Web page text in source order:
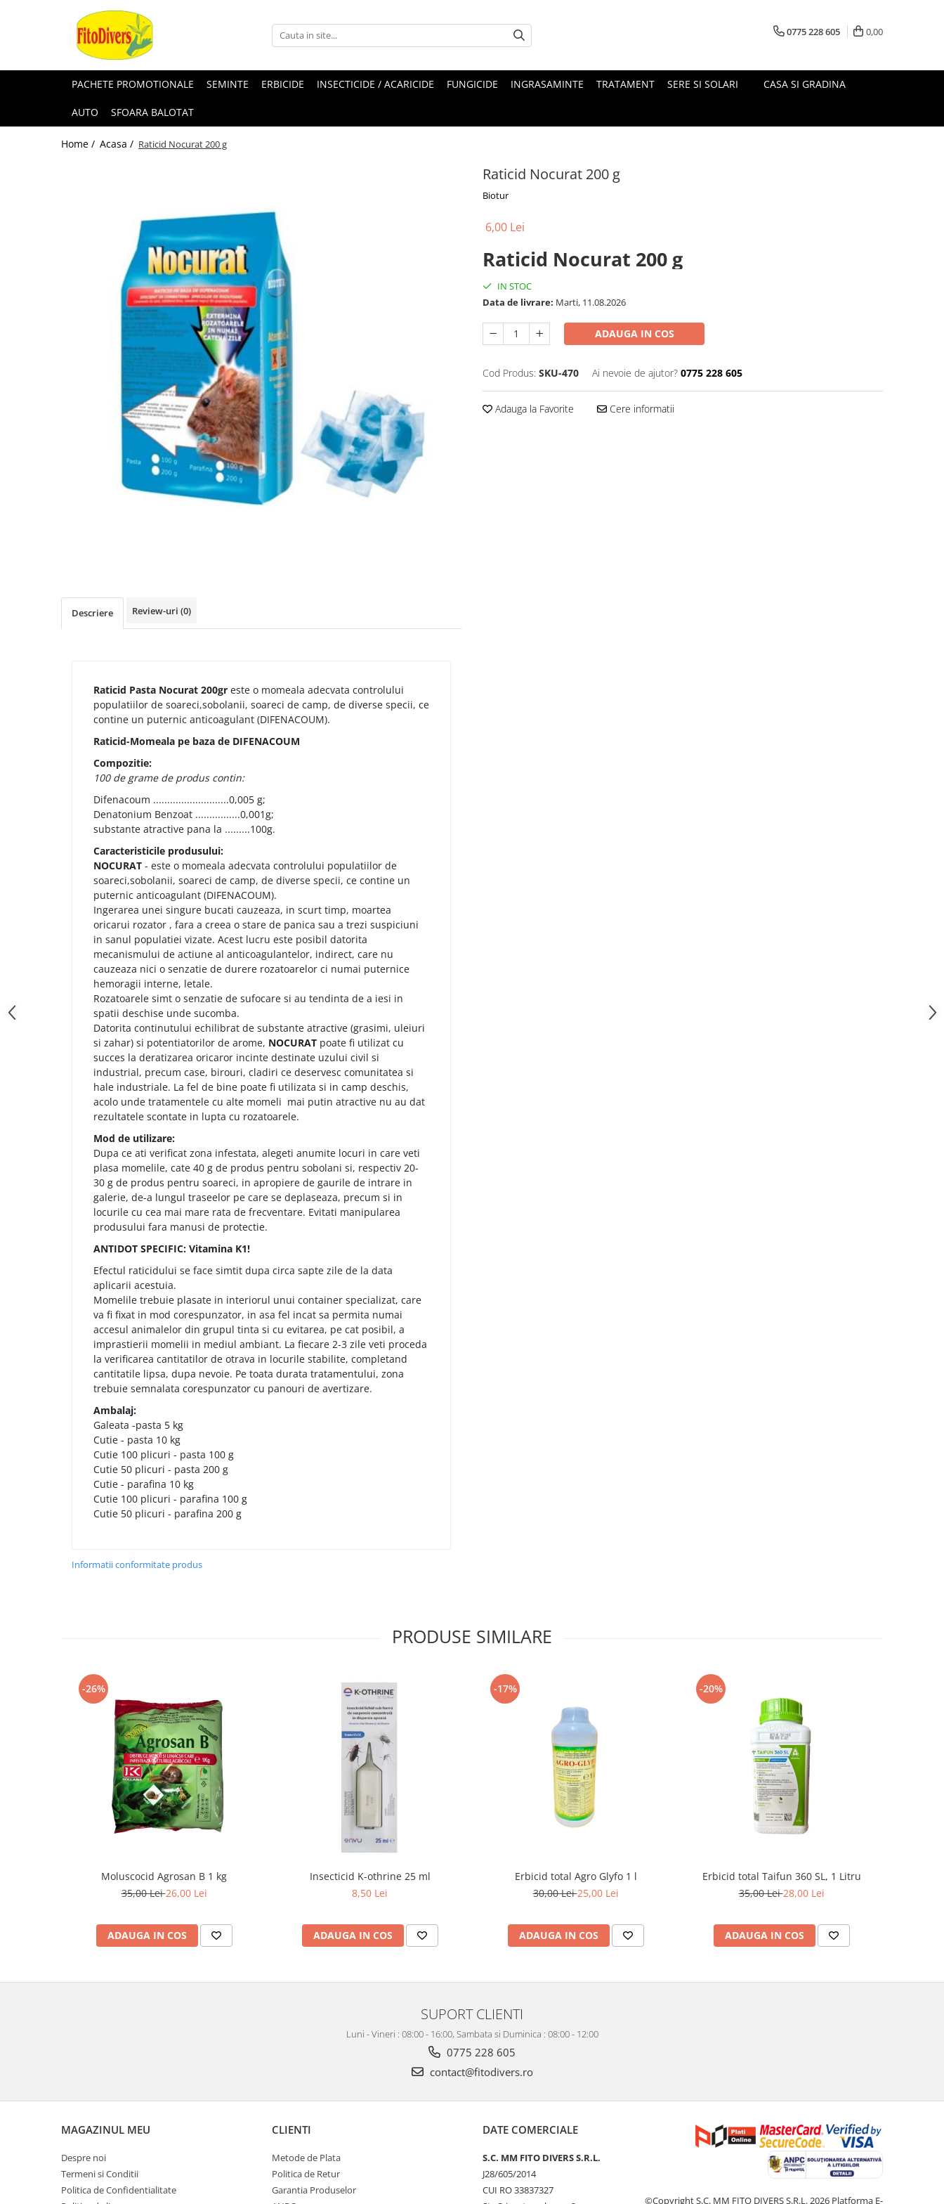
0775 228 605 0,00
PACHETE PROMOTIONALE SEMINTE ERBICIDE INSECTICIDE / ACARICIDE FUNGICIDE INGRASAMINTE TRATAMENT SERE SI SOLARI CASA SI GRADINA
AUTO SFOARA BALOTAT
Home / Acasa / Raticid Nocurat 200 g
Raticid Nocurat 200 g
Biotur
6,00 Lei
Raticid Nocurat 200 g
IN STOC
Data de livrare: Marti, 11.08.2026
ADAUGA IN COS
Cod Produs: SKU-470 Ai nevoie de ajutor? 0775 228 605
Adauga la Favorite Cere informatii
Descriere Review-uri (0)
Raticid Pasta Nocurat 200gr este o momeala adecvata controlului
populatiilor de soareci,sobolanii, soareci de camp, de diverse specii, ce
contine un puternic anticoagulant (DIFENACOUM).
Raticid-Momeala pe baza de DIFENACOUM
Compozitie:
100 de grame de produs contin:
Difenacoum ...........................0,005 g;
Denatonium Benzoat ................0,001g;
substante atractive pana la .........100g.
Caracteristicile produsului:
NOCURAT - este o momeala adecvata controlului populatiilor de
soareci,sobolanii, soareci de camp, de diverse specii, ce contine un
puternic anticoagulant (DIFENACOUM).
Ingerarea unei singure bucati cauzeaza, in scurt timp, moartea
oricarui rozator , fara a creea o stare de panica sau a trezi suspiciuni
in sanul populatiei vizate. Acest lucru este posibil datorita
mecanismului de actiune al anticoagulantelor, indirect, care nu
cauzeaza nici o senzatie de durere rozatoarelor ci numai puternice
hemoragii interne, letale.
Rozatoarele simt o senzatie de sufocare si au tendinta de a iesi in
spatii deschise unde sucomba.
Datorita continutului echilibrat de substante atractive (grasimi, uleiuri
si zahar) si potentiatorilor de arome, NOCURAT poate fi utilizat cu
succes la deratizarea oricaror incinte destinate uzului civil si
industrial, precum case, birouri, cladiri ce deservesc comunitatea si
hale industriale. La fel de bine poate fi utilizata si in camp deschis,
acolo unde tratamentele cu alte momeli mai putin atractive nu au dat
rezultatele scontate in lupta cu rozatoarele.
Mod de utilizare:
Dupa ce ati verificat zona infestata, alegeti anumite locuri in care veti
plasa momelile, cate 40 g de produs pentru sobolani si, respectiv 20-
30 g de produs pentru soareci, in apropiere de gaurile de intrare in
galerie, de-a lungul traseelor pe care se deplaseaza, precum si in
locurile cu cea mai mare rata de frecventare. Evitati manipularea
produsului fara manusi de protectie.
ANTIDOT SPECIFIC: Vitamina K1!
Efectul raticidului se face simtit dupa circa sapte zile de la data
aplicarii acestuia.
Momelile trebuie plasate in interiorul unui container specializat, care
va fi fixat in mod corespunzator, in asa fel incat sa permita numai
accesul animalelor din grupul tinta si cu evitarea, pe cat posibil, a
imprastierii momelii in mediul ambiant. La fiecare 2-3 zile veti proceda
la verificarea cantitatilor de otrava in locurile stabilite, completand
cantitatile lipsa, dupa nevoie. Pe toata durata tratamentului, zona
trebuie semnalata corespunzator cu panouri de avertizare.
Ambalaj:
Galeata -pasta 5 kg
Cutie - pasta 10 kg
Cutie 100 plicuri - pasta 100 g
Cutie 50 plicuri - pasta 200 g
Cutie - parafina 10 kg
Cutie 100 plicuri - parafina 100 g
Cutie 50 plicuri - parafina 200 g
Informatii conformitate produs
PRODUSE SIMILARE
-26%
Moluscocid Agrosan B 1 kg
35,00 Lei26,00 Lei
ADAUGA IN COS
Insecticid K-othrine 25 ml
8,50 Lei
ADAUGA IN COS
-17%
Erbicid total Agro Glyfo 1 l
30,00 Lei25,00 Lei
ADAUGA IN COS
-20%
Erbicid total Taifun 360 SL, 1 Litru
35,00 Lei28,00 Lei
ADAUGA IN COS
SUPORT CLIENTI
Luni - Vineri : 08:00 - 16:00, Sambata si Duminica : 08:00 - 12:00
0775 228 605
contact@fitodivers.ro
MAGAZINUL MEU
Despre noi
Termeni si Conditii
Politica de Confidentialitate
CLIENTI
Metode de Plata
Politica de Retur
Garantia Produselor
DATE COMERCIALE
S.C. MM FITO DIVERS S.R.L.
J28/605/2014
CUI RO 33837327
©Copyright S.C. MM FITO DIVERS S.R.L. 2026 Platforma E-